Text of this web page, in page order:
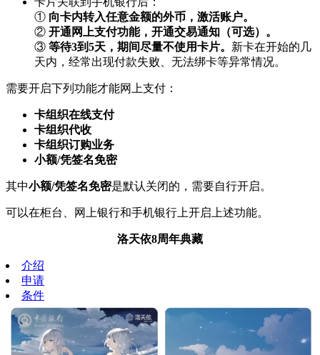
① 向卡内转入任意金额的外币，激活账户。
② 开通网上支付功能，开通交易通知（可选）。
③ 等待3到5天，期间尽量不使用卡片。 新卡在开始的几
天内，经常出现付款失败、无法绑卡等异常情况。
需要开启下列功能才能网上支付：
卡组织在线支付
卡组织代收
卡组织订购业务
小额/凭签名免密
其中小额/凭签名免密是默认关闭的，需要自行开启。
可以在柜台、网上银行和手机银行上开启上述功能。
洛天依8周年典藏
介绍
申请
条件